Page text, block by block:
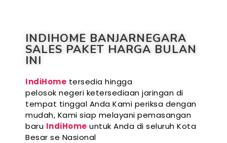
INDIHOME BANJARNEGARA
SALES PAKET HARGA BULAN
INI
IndiHome tersedia hingga
pelosok negeri ketersediaan jaringan di
tempat tinggal Anda Kami periksa dengan
mudah, Kami siap melayani pemasangan
baru IndiHome untuk Anda di seluruh Kota
Besar se Nasional